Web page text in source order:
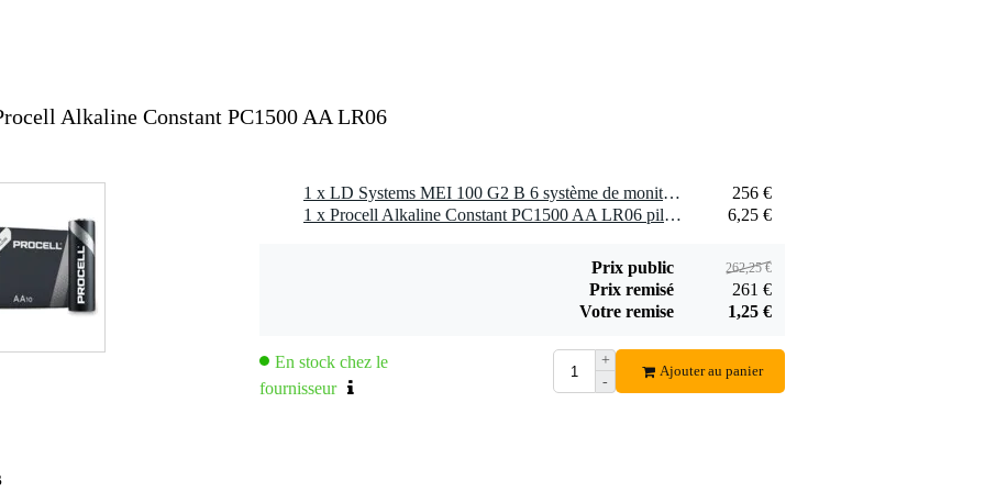
aucune licence nécessaire
licence nécessaire
avec une licence standard
l'emballage inclus
Alkaline Constant PC1500 AA LR06
1 x LD Systems MEI 100 G2 B 6 système de monitoring intra-auriculaire sans fil (655 - 679 MHz)
256 €
1 x Procell Alkaline Constant PC1500 AA LR06 piles (lot de 10)
6,25 €
Prix public 262,25 €
Prix remisé
261 €
Votre remise
1,25 €
En stock chez le
fournisseur
+
-
Ajouter au panier